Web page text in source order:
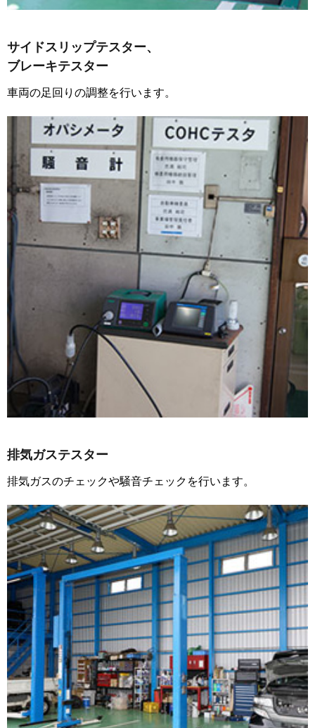
サイドスリップテスター、
ブレーキテスター
車両の足回りの調整を行います。
排気ガステスター
排気ガスのチェックや騒音チェックを行います。